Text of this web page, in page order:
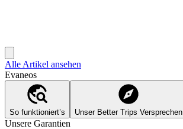
Alle Artikel ansehen
Evaneos
So funktioniert’s Unser Better Trips Versprechen
Unsere Garantien